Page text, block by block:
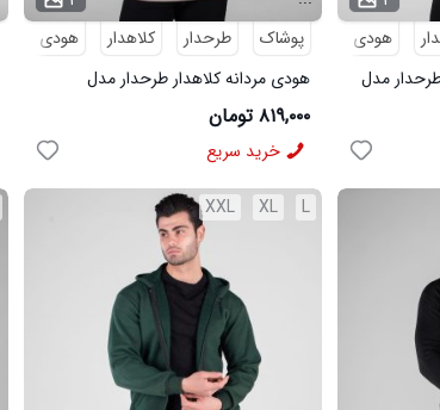
هودی
هودی مردانه
مدل
پوشاک
طرحدار کلاهدار هودی
هودی مردانه کلاهدار طرحدار مدل
49176
۸۱۹,۰۰۰ تومان
خرید سریع
L
XL
XXL